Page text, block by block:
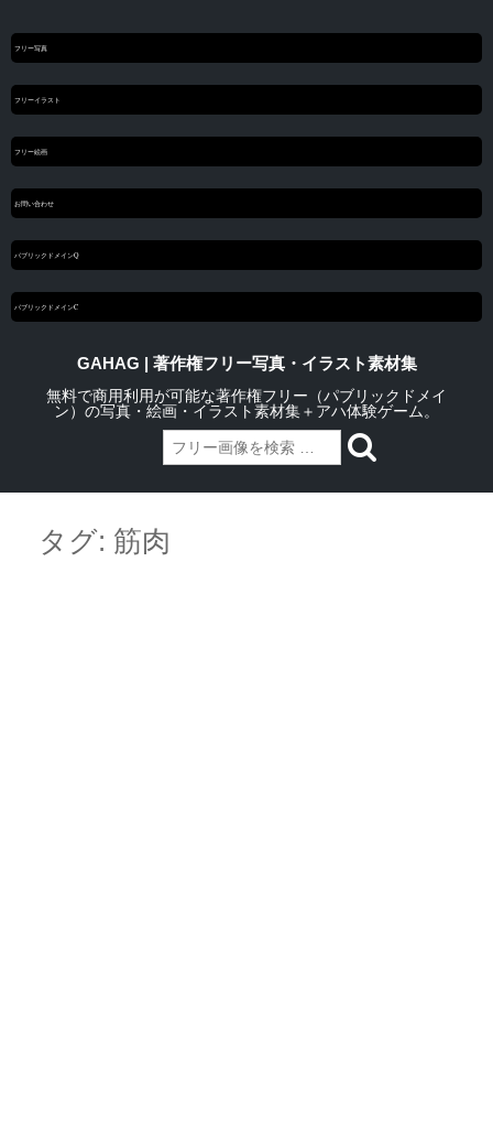
フリー写真
フリーイラスト
フリー絵画
お問い合わせ
パブリックドメインQ
パブリックドメインC
GAHAG | 著作権フリー写真・イラスト素材集
無料で商用利用が可能な著作権フリー（パブリックドメイ
ン）の写真・絵画・イラスト素材集＋アハ体験ゲーム。
contentタグ: 筋肉